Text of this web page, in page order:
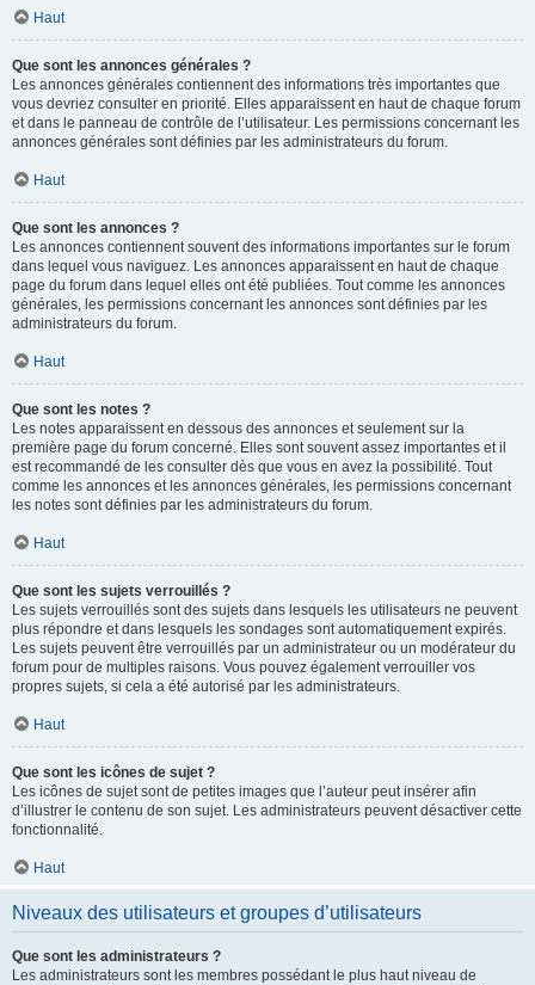
Haut
Que sont les annonces générales ?
Les annonces générales contiennent des informations très importantes que
vous devriez consulter en priorité. Elles apparaissent en haut de chaque forum
et dans le panneau de contrôle de l’utilisateur. Les permissions concernant les
annonces générales sont définies par les administrateurs du forum.
Haut
Que sont les annonces ?
Les annonces contiennent souvent des informations importantes sur le forum
dans lequel vous naviguez. Les annonces apparaissent en haut de chaque
page du forum dans lequel elles ont été publiées. Tout comme les annonces
générales, les permissions concernant les annonces sont définies par les
administrateurs du forum.
Haut
Que sont les notes ?
Les notes apparaissent en dessous des annonces et seulement sur la
première page du forum concerné. Elles sont souvent assez importantes et il
est recommandé de les consulter dès que vous en avez la possibilité. Tout
comme les annonces et les annonces générales, les permissions concernant
les notes sont définies par les administrateurs du forum.
Haut
Que sont les sujets verrouillés ?
Les sujets verrouillés sont des sujets dans lesquels les utilisateurs ne peuvent
plus répondre et dans lesquels les sondages sont automatiquement expirés.
Les sujets peuvent être verrouillés par un administrateur ou un modérateur du
forum pour de multiples raisons. Vous pouvez également verrouiller vos
propres sujets, si cela a été autorisé par les administrateurs.
Haut
Que sont les icônes de sujet ?
Les icônes de sujet sont de petites images que l’auteur peut insérer afin
d’illustrer le contenu de son sujet. Les administrateurs peuvent désactiver cette
fonctionnalité.
Haut
Niveaux des utilisateurs et groupes d’utilisateurs
Que sont les administrateurs ?
Les administrateurs sont les membres possédant le plus haut niveau de